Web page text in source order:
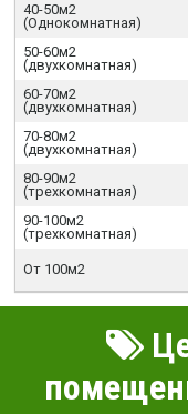
40-50м2
(Однокомнатная)
50-60м2
(двухкомнатная)
60-70м2
(двухкомнатная)
70-80м2
(двухкомнатная)
80-90м2
(трехкомнатная)
90-100м2
(трехкомнатная)
От 100м2